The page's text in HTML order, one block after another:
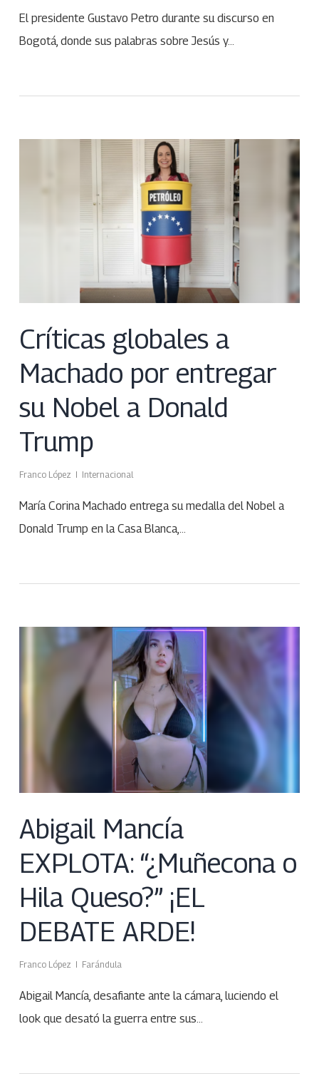
El presidente Gustavo Petro durante su discurso en
Bogotá, donde sus palabras sobre Jesús y…
Críticas globales a
Machado por entregar
su Nobel a Donald
Trump
Franco López Internacional
María Corina Machado entrega su medalla del Nobel a
Donald Trump en la Casa Blanca,…
Abigail Mancía
EXPLOTA: “¿Muñecona o
Hila Queso?” ¡EL
DEBATE ARDE!
Franco López Farándula
Abigail Mancía, desafiante ante la cámara, luciendo el
look que desató la guerra entre sus…